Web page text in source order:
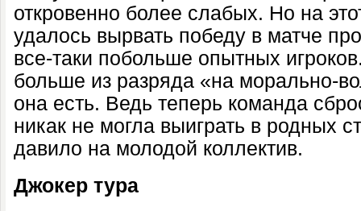
откровенно более слабых. Но на
удалось вырвать победу в матче
все-таки побольше опытных
больше из разряда «на морально-
она есть. Ведь теперь команда
никак не могла выиграть в родных
давило на молодой коллектив.
Джокер тура